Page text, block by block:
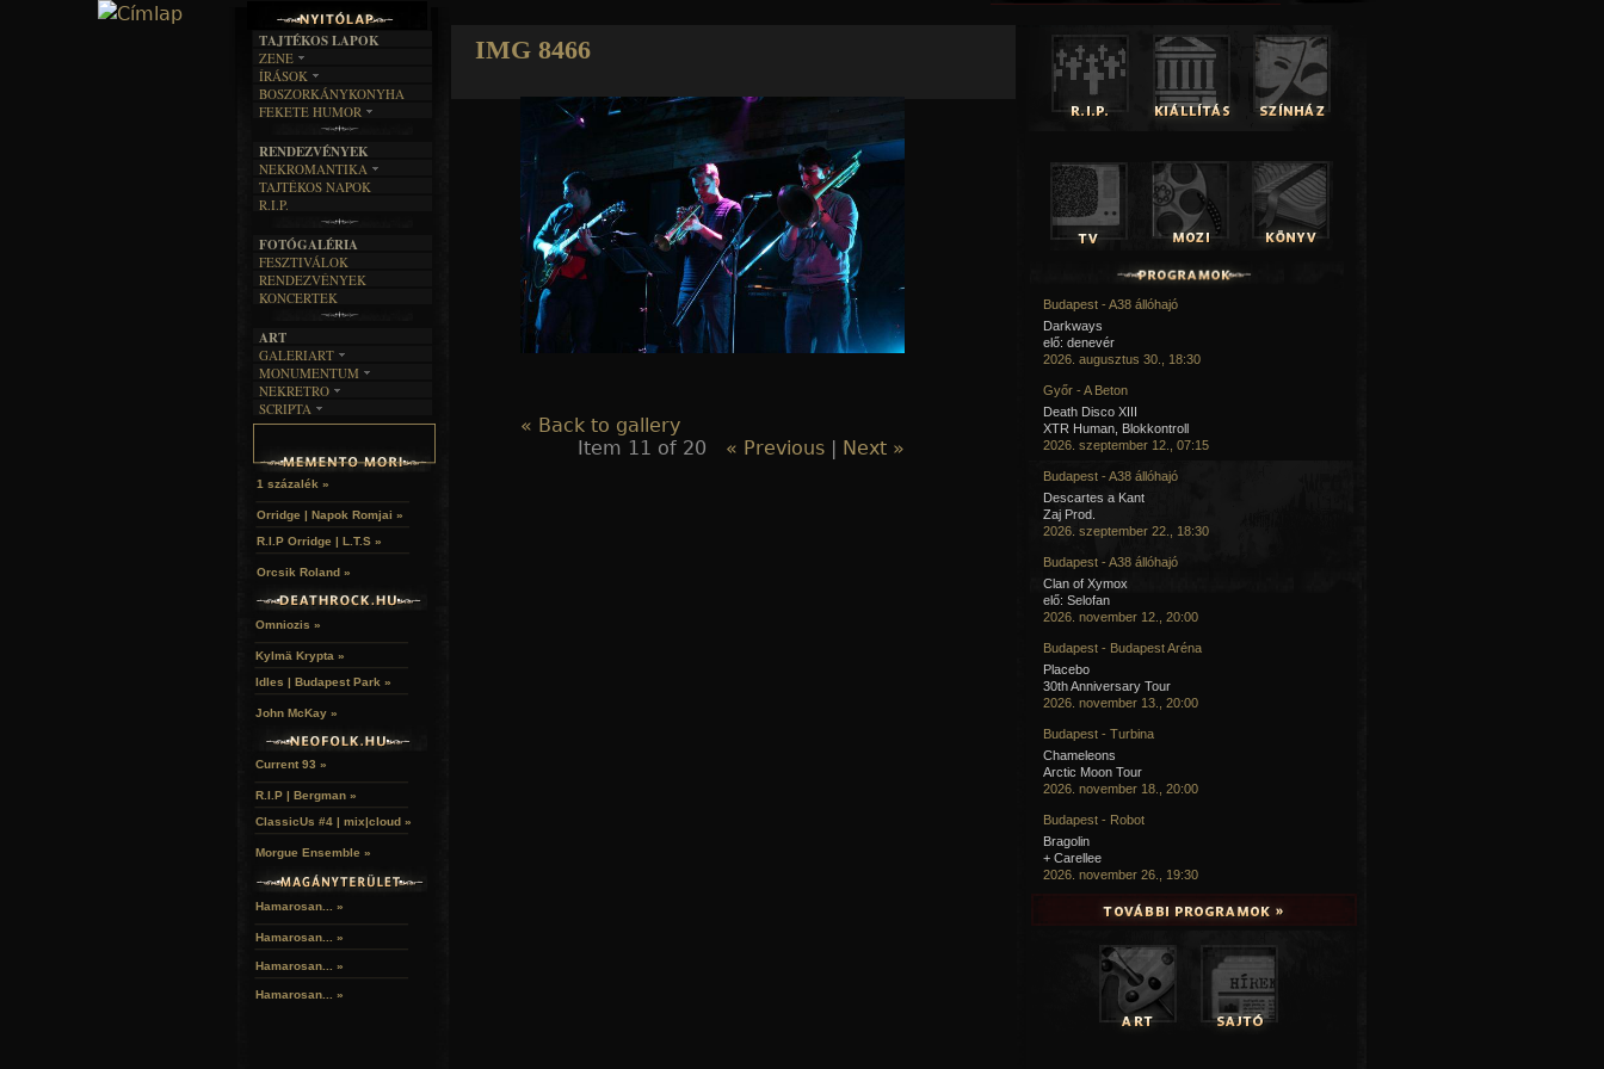
IMG 8466
« Back to gallery
Item 11 of 20
« Previous| Next »
TAJTÉKOS LAPOK
ZENE
EGYÜTTESEK
INTERJÚK
FORDÍTÁSOK
DALSZÖVEGEK
ÍRÁSOK
IRODALOM
FILM
MŰVÉSZET
ÍRÁSTÖRTÉNET
BOSZORKÁNYKONYHA
FEKETE HUMOR
SZÖVEGES
RENDEZVÉNYEK
NEKROMANTIKA
AKTUÁLIS
A MÚLT
TAJTÉKOS NAPOK
R.I.P.
FOTÓGALÉRIA
FESZTIVÁLOK
RENDEZVÉNYEK
KONCERTEK
ART
GALERIART
ARTGALERI
KÉPREGÉNYEK
LAKÁSKULTS
MONUMENTUM
TEMETŐK
TEMPLOMOK
HELYEK
NEKRETRO
SZUBKULT
RELIKVIÁK
SCRIPTA
NOVELLÁK
HALÁLTÁNC
1 százalék »
Orridge | Napok Romjai »
R.I.P Orridge | L.T.S »
Orcsik Roland »
Omniozis »
Kylmä Krypta »
Idles | Budapest Park »
John McKay »
Current 93 »
R.I.P | Bergman »
ClassicUs #4 | mix|cloud »
Morgue Ensemble »
Hamarosan... »
Hamarosan... »
Hamarosan... »
Hamarosan... »
Budapest - A38 állóhajó
Darkways
elő: denevér
2026. augusztus 30., 18:30
Győr - A Beton
Death Disco XIII
XTR Human, Blokkontroll
2026. szeptember 12., 07:15
Budapest - A38 állóhajó
Descartes a Kant
Zaj Prod.
2026. szeptember 22., 18:30
Budapest - A38 állóhajó
Clan of Xymox
elő: Selofan
2026. november 12., 20:00
Budapest - Budapest Aréna
Placebo
30th Anniversary Tour
2026. november 13., 20:00
Budapest - Turbina
Chameleons
Arctic Moon Tour
2026. november 18., 20:00
Budapest - Robot
Bragolin
+ Carellee
2026. november 26., 19:30